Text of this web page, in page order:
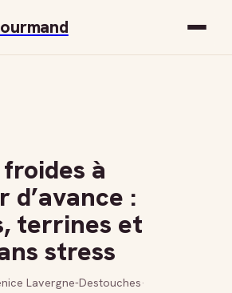
à
d’avance :
terrines et
stress
Lavergne-Destouches·